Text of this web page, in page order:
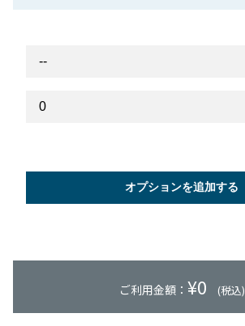
オプションを追加する
ご利用金額： ¥0 (税込)